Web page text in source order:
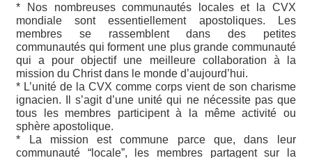
* Nos nombreuses communautés locales et la CVX
mondiale sont essentiellement apostoliques. Les
membres se rassemblent dans des petites
communautés qui forment une plus grande communauté
qui a pour objectif une meilleure collaboration à la
mission du Christ dans le monde d’aujourd’hui.
* L’unité de la CVX comme corps vient de son charisme
ignacien. Il s’agit d’une unité qui ne nécessite pas que
tous les membres participent à la même activité ou
sphère apostolique.
* La mission est commune parce que, dans leur
communauté “locale”, les membres partagent sur la